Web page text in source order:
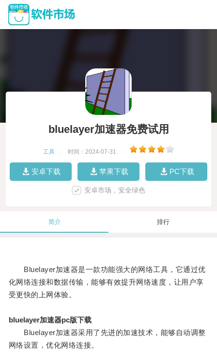
bluelayer加速器免费试用
工具 时间：2024-07-31
安卓下载 苹果下载 PC下载
安卓市场，安全绿色
简介 排行
Bluelayer加速器是一款功能强大的网络工具，它通过优
化网络连接和数据传输，能够有效提升网络速度，让用户享
受更快的上网体验。
bluelayer加速器pc版下载
Bluelayer加速器采用了先进的加速技术，能够自动调整
网络设置，优化网络连接。